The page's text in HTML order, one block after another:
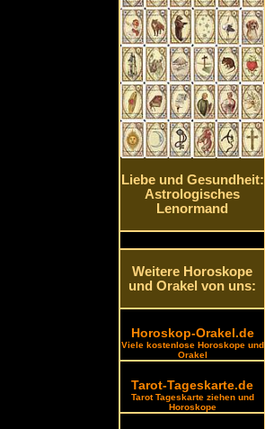
Liebe und Gesundheit:
Astrologisches
Lenormand
Weitere Horoskope
und Orakel von uns:
Horoskop-Orakel.de
Viele kostenlose Horoskope und
Orakel
Tarot-Tageskarte.de
Tarot Tageskarte ziehen und
Horoskope